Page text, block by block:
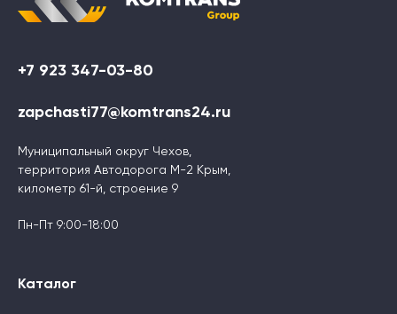
+7 923 347-03-80
zapchasti77@komtrans24.ru
Муниципальный округ Чехов,
территория Автодорога М-2 Крым,
километр 61-й, строение 9
Пн-Пт 9:00-18:00
Каталог